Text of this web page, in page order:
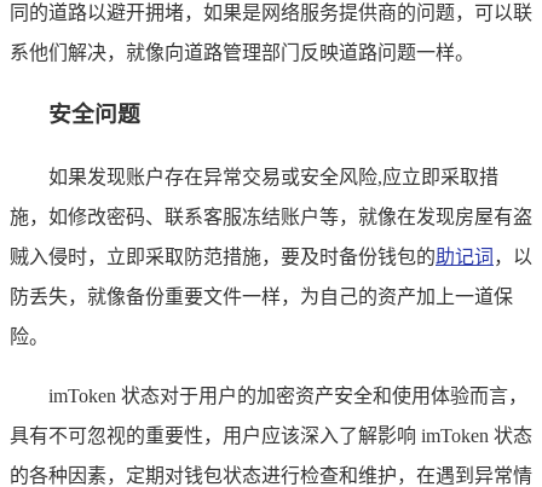
同的道路以避开拥堵，如果是网络服务提供商的问题，可以联
系他们解决，就像向道路管理部门反映道路问题一样。
安全问题
如果发现账户存在异常交易或安全风险,应立即采取措
施，如修改密码、联系客服冻结账户等，就像在发现房屋有盗
贼入侵时，立即采取防范措施，要及时备份钱包的助记词 ，以
防丢失，就像备份重要文件一样，为自己的资产加上一道保
险。
imToken 状态对于用户的加密资产安全和使用体验而言，
具有不可忽视的重要性，用户应该深入了解影响 imToken 状态
的各种因素，定期对钱包状态进行检查和维护，在遇到异常情